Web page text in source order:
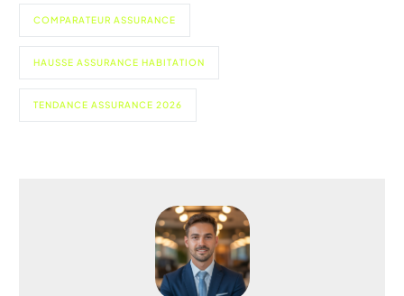
COMPARATEUR ASSURANCE
HAUSSE ASSURANCE HABITATION
TENDANCE ASSURANCE 2026